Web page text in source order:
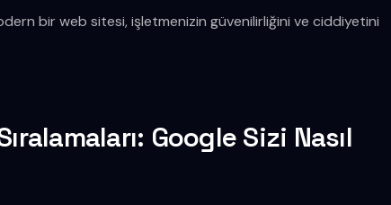
bir web sitesi, işletmenizin güvenilirliğini ve ciddiyetini
Google Sizi Nasıl